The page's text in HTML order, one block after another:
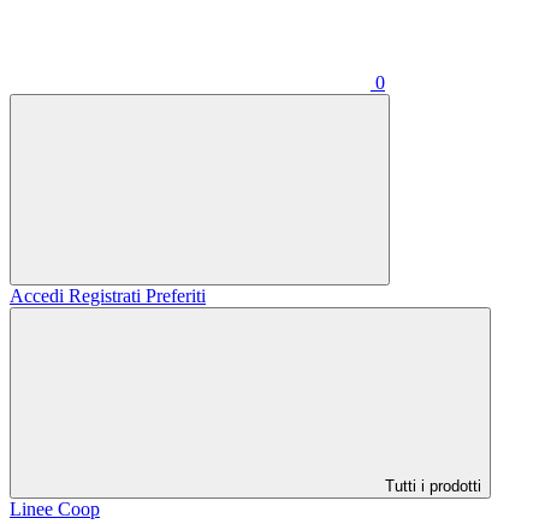
0
Accedi Registrati Preferiti
Tutti i prodotti
Linee Coop